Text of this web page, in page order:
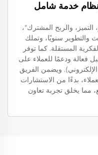
خدمة شامل
التميز، والربح المشترك"،
والتطوير سنويًا، وتملك
المستقلة. كما توفر
فعالة ودعمًا للعملاء على
ويضمن الفريق
بدءًا من الاستشارات
مما يخلق تجربة تعاون